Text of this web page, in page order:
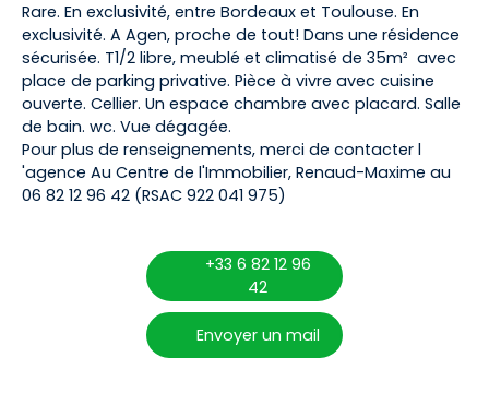
Rare. En exclusivité, entre Bordeaux et Toulouse. En
exclusivité. A Agen, proche de tout! Dans une résidence
sécurisée. T1/2 libre, meublé et climatisé de 35m² avec
place de parking privative. Pièce à vivre avec cuisine
ouverte. Cellier. Un espace chambre avec placard. Salle
de bain. wc. Vue dégagée.
Pour plus de renseignements, merci de contacter l
'agence Au Centre de l'Immobilier, Renaud-Maxime au
06 82 12 96 42 (RSAC 922 041 975)
+33 6 82 12 96
42
Envoyer un mail